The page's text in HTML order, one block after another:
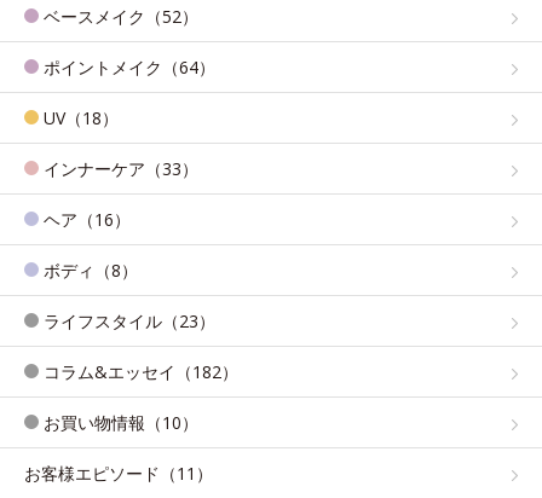
ベースメイク（52）
ポイントメイク（64）
UV（18）
インナーケア（33）
ヘア（16）
ボディ（8）
ライフスタイル（23）
コラム&エッセイ（182）
お買い物情報（10）
お客様エピソード（11）